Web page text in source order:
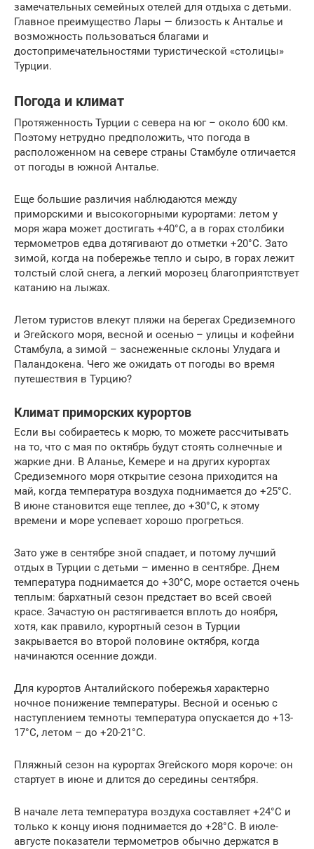
замечательных семейных отелей для отдыха с детьми.
Главное преимущество Лары — близость к Анталье и
возможность пользоваться благами и
достопримечательностями туристической «столицы»
Турции.
Погода и климат
Протяженность Турции с севера на юг – около 600 км.
Поэтому нетрудно предположить, что погода в
расположенном на севере страны Стамбуле отличается
от погоды в южной Анталье.
Еще большие различия наблюдаются между
приморскими и высокогорными курортами: летом у
моря жара может достигать +40°С, а в горах столбики
термометров едва дотягивают до отметки +20°С. Зато
зимой, когда на побережье тепло и сыро, в горах лежит
толстый слой снега, а легкий морозец благоприятствует
катанию на лыжах.
Летом туристов влекут пляжи на берегах Средиземного
и Эгейского моря, весной и осенью – улицы и кофейни
Стамбула, а зимой – заснеженные склоны Улудага и
Паландокена. Чего же ожидать от погоды во время
путешествия в Турцию?
Климат приморских курортов
Если вы собираетесь к морю, то можете рассчитывать
на то, что с мая по октябрь будут стоять солнечные и
жаркие дни. В Аланье, Кемере и на других курортах
Средиземного моря открытие сезона приходится на
май, когда температура воздуха поднимается до +25°С.
В июне становится еще теплее, до +30°С, к этому
времени и море успевает хорошо прогреться.
Зато уже в сентябре зной спадает, и потому лучший
отдых в Турции с детьми – именно в сентябре. Днем
температура поднимается до +30°С, море остается очень
теплым: бархатный сезон предстает во всей своей
красе. Зачастую он растягивается вплоть до ноября,
хотя, как правило, курортный сезон в Турции
закрывается во второй половине октября, когда
начинаются осенние дожди.
Для курортов Анталийского побережья характерно
ночное понижение температуры. Весной и осенью с
наступлением темноты температура опускается до +13-
17°С, летом – до +20-21°С.
Пляжный сезон на курортах Эгейского моря короче: он
стартует в июне и длится до середины сентября.
В начале лета температура воздуха составляет +24°С и
только к концу июня поднимается до +28°С. В июле-
августе показатели термометров обычно держатся в